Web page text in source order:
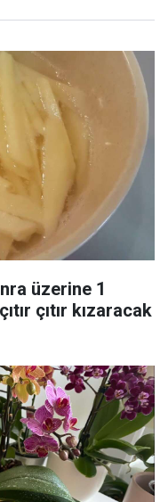
üzerine 1
çıtır kızaracak